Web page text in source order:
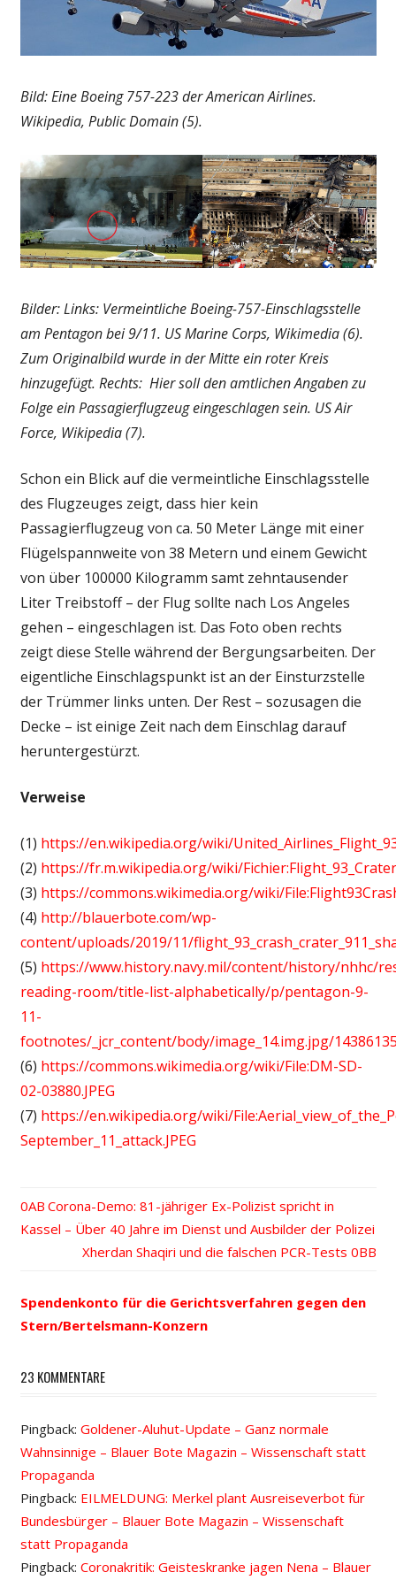
Bild: Eine Boeing 757-223 der American Airlines.
Wikipedia, Public Domain (5).
Bilder: Links: Vermeintliche Boeing-757-Einschlagsstelle
am Pentagon bei 9/11. US Marine Corps, Wikimedia (6).
Zum Originalbild wurde in der Mitte ein roter Kreis
hinzugefügt. Rechts: Hier soll den amtlichen Angaben zu
Folge ein Passagierflugzeug eingeschlagen sein. US Air
Force, Wikipedia (7).
Schon ein Blick auf die vermeintliche Einschlagsstelle
des Flugzeuges zeigt, dass hier kein
Passagierflugzeug von ca. 50 Meter Länge mit einer
Flügelspannweite von 38 Metern und einem Gewicht
von über 100000 Kilogramm samt zehntausender
Liter Treibstoff – der Flug sollte nach Los Angeles
gehen – eingeschlagen ist. Das Foto oben rechts
zeigt diese Stelle während der Bergungsarbeiten. Der
eigentliche Einschlagspunkt ist an der Einsturzstelle
der Trümmer links unten. Der Rest – sozusagen die
Decke – ist einige Zeit nach dem Einschlag darauf
heruntergestürzt.
Verweise
(1) https://en.wikipedia.org/wiki/
(2) https://fr.m.wikipedia.org/wiki/
(3) https://commons.wikimedia.org/wiki/
(4) http://blauerbote.com/wp-
content/uploads/2019/11/
(5) https://www.history.navy.mil/content/history/nhhc/
reading-room/title-list-alphabetically/p/pentagon-9-
11-
footnotes/_jcr_content/body/image_14.img.jpg/
(6) https://commons.wikimedia.org/wiki/File:DM-SD-
02-03880.JPEG
(7) https://en.wikipedia.org/wiki/
September_11_attack.JPEG
Beitrags-
Navigation
Vorheriger
Beitrag:
Corona-Demo: 81-jähriger Ex-Polizist spricht in
Kassel – Über 40 Jahre im Dienst und Ausbilder der Polizei
Nächster
Xherdan Shaqiri und die falschen PCR-Tests
Spendenkonto für die Gerichtsverfahren gegen den
Stern/Bertelsmann-Konzern
23 KOMMENTARE
Pingback: Goldener-Aluhut-Update – Ganz normale
Wahnsinnige – Blauer Bote Magazin – Wissenschaft statt
Propaganda
Pingback: EILMELDUNG: Merkel plant Ausreiseverbot für
Bundesbürger – Blauer Bote Magazin – Wissenschaft
statt Propaganda
Pingback: Coronakritik: Geisteskranke jagen Nena – Blauer